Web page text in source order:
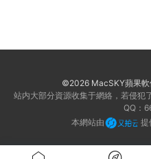
©2026 MacSKY蘋果軟
站内大部分資源收集于網絡，若侵犯
QQ：
本網站由
提